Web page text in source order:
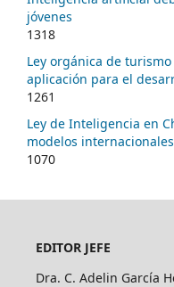
jóvenes
1318
Ley orgánica de
aplicación para el
1261
Ley de Inteligencia en
modelos internacionales
1070
EDITOR JEFE
Dra. C. Adelin García